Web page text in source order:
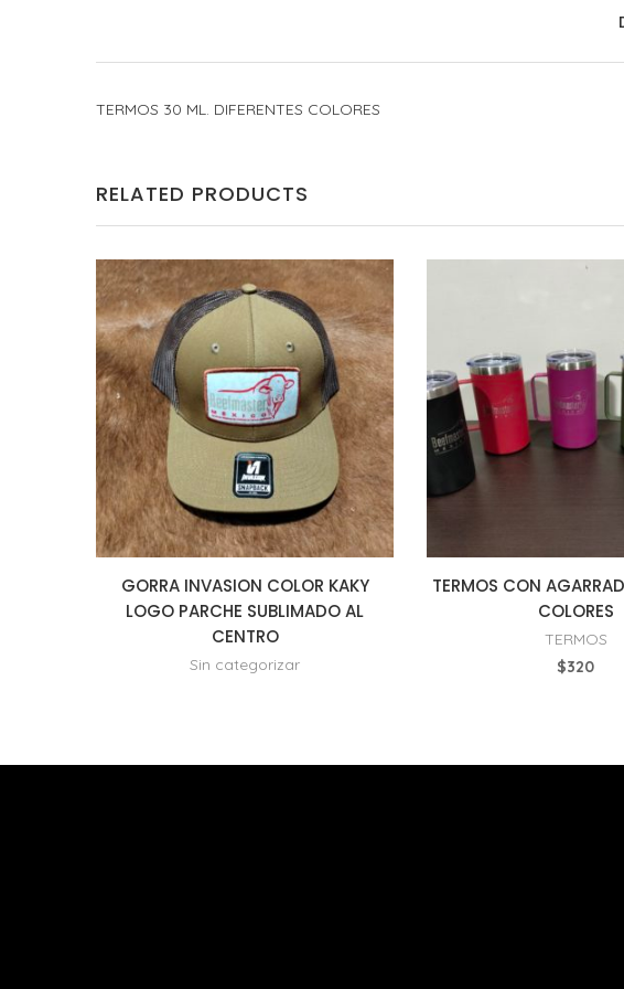
TERMOS 30 ML. DIFERENTES COLORES
RELATED PRODUCTS
GORRA INVASION COLOR KAKY
LOGO PARCHE SUBLIMADO AL
CENTRO
Sin categorizar
TERMOS CON
COLORES
TERMOS
$320